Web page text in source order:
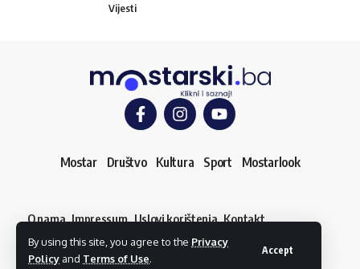
By using this site, you agree to the Privacy
Policy and Terms of Use.
Accept
Vijesti
Mostar Društvo Kultura Sport Mostarlook
O nama Impressum Uslovi korištenja Kontakt
Dojavi vijest
© mostarski.ba. Sva prava pridržana